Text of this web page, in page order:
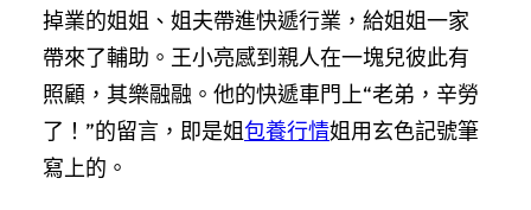
掉業的姐姐、姐夫帶進快遞行業，給姐姐一家
帶來了輔助。王小亮感到親人在一塊兒彼此有
照顧，其樂融融。他的快遞車門上“老弟，辛勞
了！”的留言，即是姐包養行情姐用玄色記號筆
寫上的。